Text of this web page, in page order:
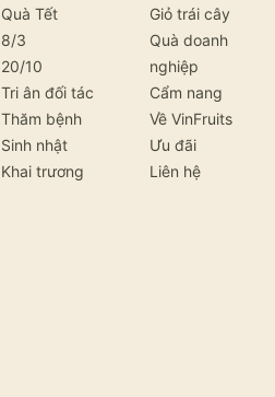
Quà Tết
8/3
20/10
Tri ân đối tác
Thăm bệnh
Sinh nhật
Khai trương
Giỏ trái cây
Quà doanh
nghiệp
Cẩm nang
Về VinFruits
Ưu đãi
Liên hệ